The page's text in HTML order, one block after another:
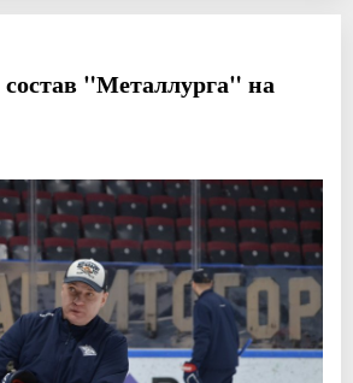
состав "Металлурга" на